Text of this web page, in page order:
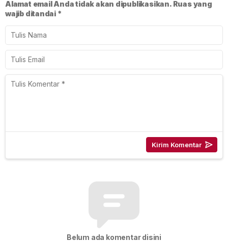
Alamat email Anda tidak akan dipublikasikan. Ruas yang
wajib ditandai *
Belum ada komentar disini